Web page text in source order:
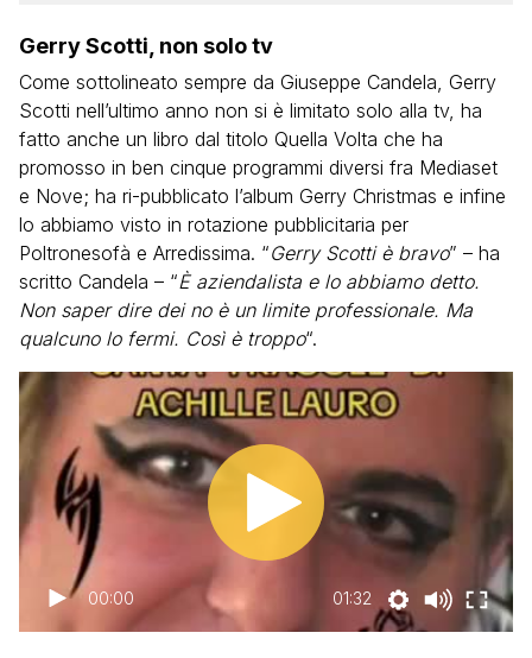
Gerry Scotti, non solo tv
Come sottolineato sempre da Giuseppe Candela, Gerry
Scotti nell’ultimo anno non si è limitato solo alla tv, ha
fatto anche un libro dal titolo Quella Volta che ha
promosso in ben cinque programmi diversi fra Mediaset
e Nove; ha ri-pubblicato l’album Gerry Christmas e infine
lo abbiamo visto in rotazione pubblicitaria per
Poltronesofà e Arredissima. “Gerry Scotti è bravo” – ha
scritto Candela – “È aziendalista e lo abbiamo detto.
Non saper dire dei no è un limite professionale. Ma
qualcuno lo fermi. Così è troppo“.
00:00 01:32